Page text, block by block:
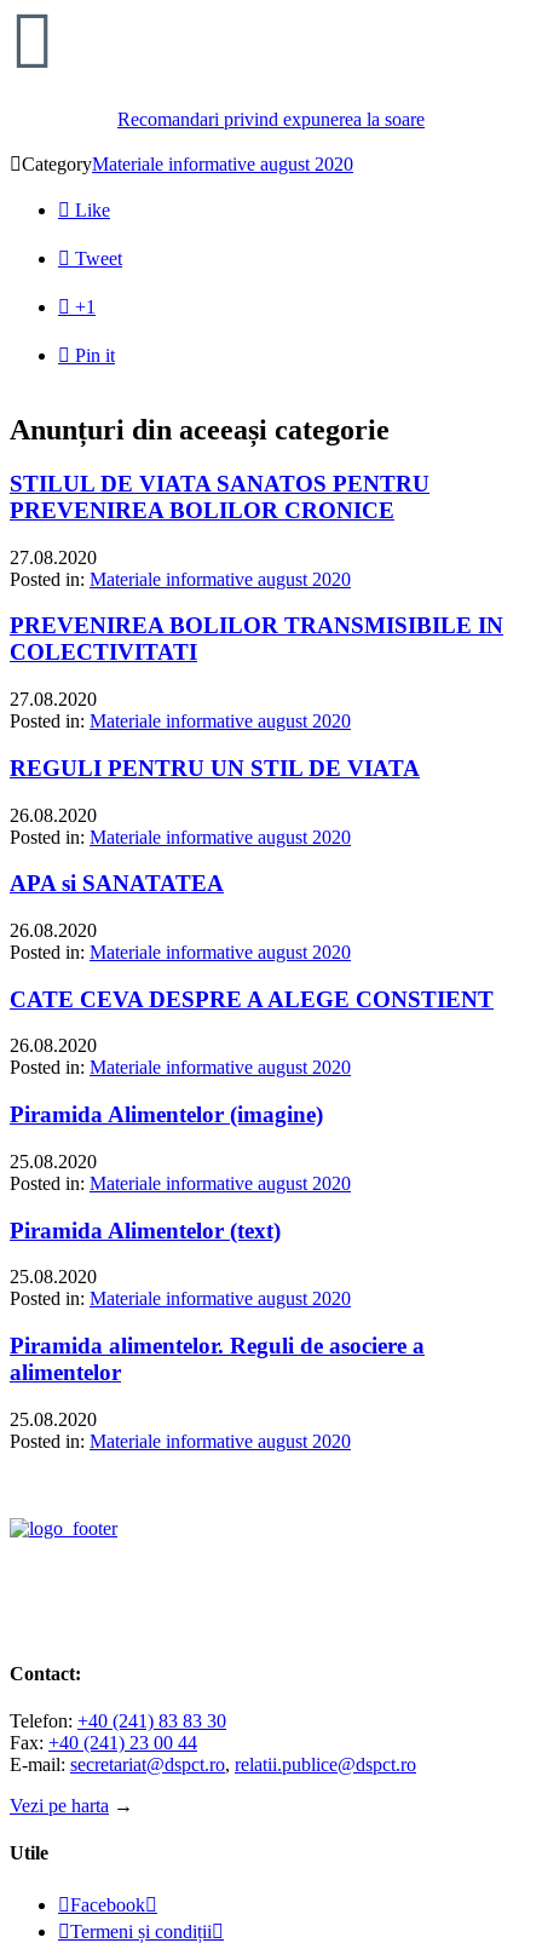

Recomandari privind expunerea la soare
CategoryMateriale informative august 2020
 Like
 Tweet
 +1
 Pin it
Anunțuri din aceeași categorie
STILUL DE VIATA SANATOS PENTRU
PREVENIREA BOLILOR CRONICE
27.08.2020
Posted in: Materiale informative august 2020
PREVENIREA BOLILOR TRANSMISIBILE IN
COLECTIVITATI
27.08.2020
Posted in: Materiale informative august 2020
REGULI PENTRU UN STIL DE VIATA
26.08.2020
Posted in: Materiale informative august 2020
APA si SANATATEA
26.08.2020
Posted in: Materiale informative august 2020
CATE CEVA DESPRE A ALEGE CONSTIENT
26.08.2020
Posted in: Materiale informative august 2020
Piramida Alimentelor (imagine)
25.08.2020
Posted in: Materiale informative august 2020
Piramida Alimentelor (text)
25.08.2020
Posted in: Materiale informative august 2020
Piramida alimentelor. Reguli de asociere a
alimentelor
25.08.2020
Posted in: Materiale informative august 2020
Contact:
Telefon: +40 (241) 83 83 30
Fax: +40 (241) 23 00 44
E-mail: secretariat@dspct.ro, relatii.publice@dspct.ro
Vezi pe harta →
Utile
Facebook
Termeni și condiții